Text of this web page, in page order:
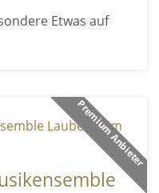
Etwas auf
Premium Anbieter